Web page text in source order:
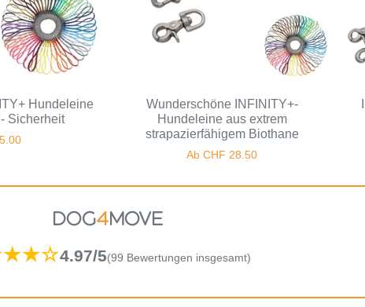
Hundeleine
Sicherheit
Wunderschöne INFINITY+-
Hundeleine aus extrem
strapazierfähigem Biothane
Ab CHF 28.50
DOG4MOVE
4.97/5(99 Bewertungen insgesamt)